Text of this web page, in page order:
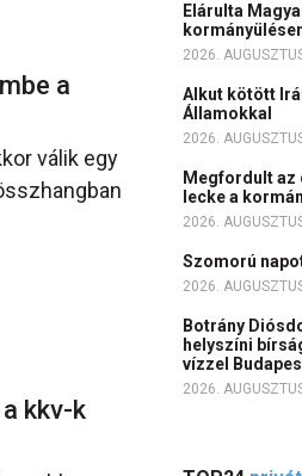
a
válik egy
kkv-k
Elárulta
2026.
Alkut kötött
Államokkal
2026.
Megfordult az
lecke a
2026.
Szomorú
2026.
Botrány
helyszíni
vízzel
2026.